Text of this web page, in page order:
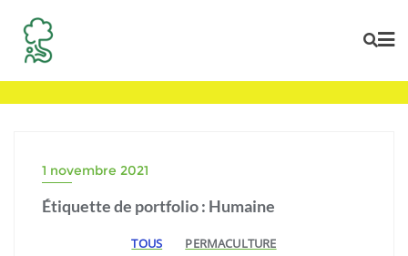
content
1 novembre 2021
Étiquette de portfolio : Humaine
TOUS PERMACULTURE